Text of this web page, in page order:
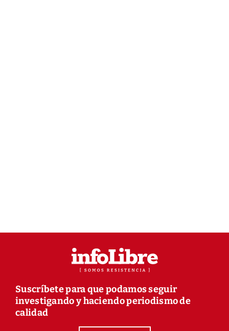
Suscríbete para que podamos seguir
investigando y haciendo periodismo de
calidad